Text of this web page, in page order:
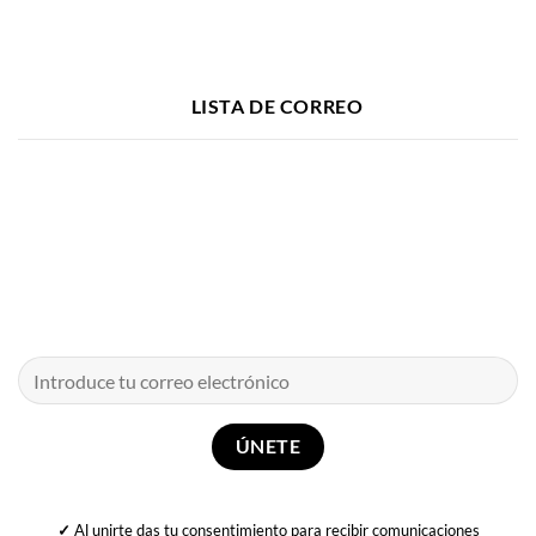
LISTA DE CORREO
✓ Al unirte das tu consentimiento para recibir comunicaciones